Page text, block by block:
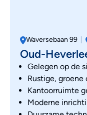
Waversebaan 99
Oud-
Gelegen op de
Rustige,
Kantoorruimte
Moderne